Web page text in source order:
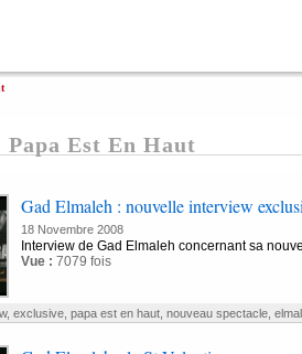
Papa Est En Haut
Gad Elmaleh : nouvelle interview
18 Novembre 2008
Interview de Gad Elmaleh concernant sa
Vue : 7079 fois
, exclusive, papa est en haut, nouveau spectacle,